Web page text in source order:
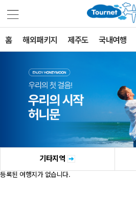
홈 해외패키지 제주도 국내여행
기타지역
등록된 여행지가 없습니다.